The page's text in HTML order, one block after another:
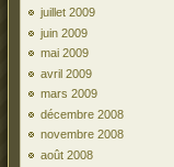
juillet 2009
juin 2009
mai 2009
avril 2009
mars 2009
décembre 2008
novembre 2008
août 2008